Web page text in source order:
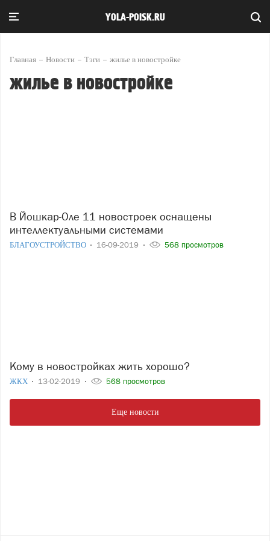
YOLA-POISK.RU
Главная Новости Тэги жилье в новостройке
жилье в новостройке
В Йошкар-Оле 11 новостроек оснащены
интеллектуальными системами
БЛАГОУСТРОЙСТВО 16-09-2019 568 просмотров
Кому в новостройках жить хорошо?
ЖКХ 13-02-2019 568 просмотров
Еще новости